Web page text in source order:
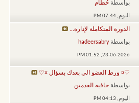
بواسطة حُطام
اليوم, 07:44 PM
الدورة المتكاملة لإدارة...
بواسطةhadeersabry
23-06-2026,
01:52 PM
♡¤ ورط العضو الي بعدك بسؤال ¤♡
بواسطة حافيه القدمين
اليوم, 04:13 PM